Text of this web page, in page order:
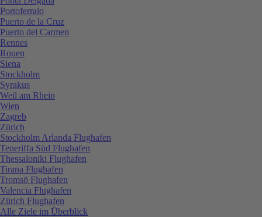
Portoferraio
Puerto de la Cruz
Puerto del Carmen
Rennes
Rouen
Siena
Stockholm
Syrakus
Weil am Rhein
Wien
Zagreb
Zürich
Stockholm Arlanda Flughafen
Teneriffa Süd Flughafen
Thessaloniki Flughafen
Tirana Flughafen
Tromsö Flughafen
Valencia Flughafen
Zürich Flughafen
Alle Ziele im Überblick